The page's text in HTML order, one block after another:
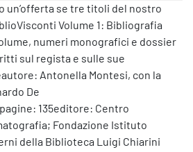
un’offerta se tre titoli del nostro
Volume 1: Bibliografia
numeri monografici e dossier
sul regista e sulle sue
Antonella Montesi, con la
De
135editore: Centro
Fondazione Istituto
della Biblioteca Luigi Chiarini